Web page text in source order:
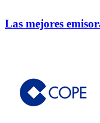
Las mejores